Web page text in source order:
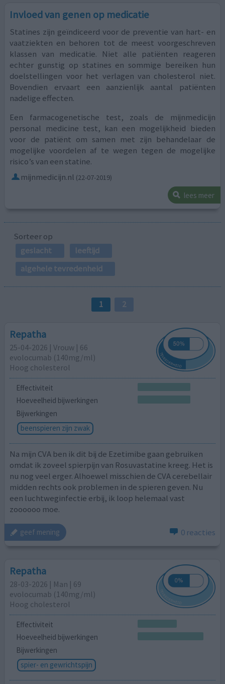
Invloed van genen op medicatie
Statines zijn geïndiceerd voor de preventie van hart- en
vaatziekten en behoren tot de meest voorgeschreven
klassen van medicatie. Niet alle patiënten reageren
echter gunstig op statines en sommige bereiken hun
doelstellingen voor het verlagen van cholesterol niet.
Bovendien ervaart een aanzienlijk aantal patiënten
nadelige effecten.
Een farmacogenetische test, zoals de mijnmedicijn
personal medicine test, kan een mogelijkheid bieden
voor de patiënt om samen met zijn behandelaar de
mogelijke voordelen af te wegen tegen de mogelijke
risico’s van een statine.
mijnmedicijn.nl (22-07-2019)
lees meer
Sorteer op
geslacht
leeftijd
algehele tevredenheid
1 2
Repatha
25-04-2026 | Vrouw | 66
evolocumab (140mg/ml)
Hoog cholesterol
Effectiviteit
Hoeveelheid bijwerkingen
Bijwerkingen
beenspieren zijn zwak
Na mijn CVA ben ik dit bij de Ezetimibe gaan gebruiken
omdat ik zoveel spierpijn van Rosuvastatine kreeg. Het is
nu nog veel erger. Alhoewel misschien de CVA cerebellair
midden rechts ook problemen in de spieren geven. Nu
een luchtweginfectie erbij, ik loop helemaal vast
zoooooo moe.
geef mening 0 reacties
Repatha
28-03-2026 | Man | 69
evolocumab (140mg/ml)
Hoog cholesterol
Effectiviteit
Hoeveelheid bijwerkingen
Bijwerkingen
spier- en gewrichtspijn